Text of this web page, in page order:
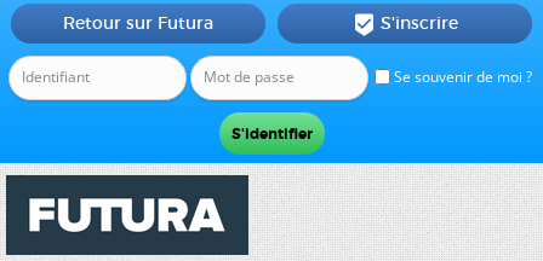
Se souvenir de moi ?
Retour sur Futura  S'inscrire